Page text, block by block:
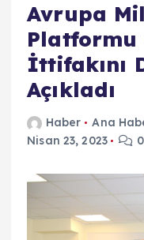
Avrupa
Platformu
İttifakını
Açıkladı
Haber Ana
Nisan 23, 2023